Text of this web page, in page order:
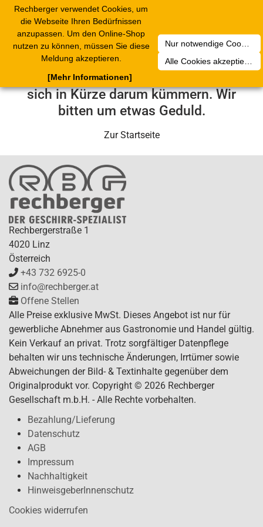
Rechberger verwendet Cookies, um
die Webseite Ihren Bedürfnissen
anzupassen. Um den Online-Shop
nutzen zu können, müssen Sie diese
Meldung akzeptieren.
Nur notwendige Cookies akzeptieren
Alle Cookies akzeptieren
[Mehr Informationen]
Leider ist ein technischer Fehler
aufgetreten. Unser Service-Team wird
sich in Kürze darum kümmern. Wir
bitten um etwas Geduld.
Zur Startseite
Rechbergerstraße 1
4020 Linz
Österreich
+43 732 6925-0
info@rechberger.at
Offene Stellen
Alle Preise exklusive MwSt. Dieses Angebot ist nur für
gewerbliche Abnehmer aus Gastronomie und Handel gültig.
Kein Verkauf an privat. Trotz sorgfältiger Datenpflege
behalten wir uns technische Änderungen, Irrtümer sowie
Abweichungen der Bild- & Textinhalte gegenüber dem
Originalprodukt vor. Copyright © 2026 Rechberger
Gesellschaft m.b.H. - Alle Rechte vorbehalten.
Bezahlung/Lieferung
Datenschutz
AGB
Impressum
Nachhaltigkeit
HinweisgeberInnenschutz
Cookies widerrufen